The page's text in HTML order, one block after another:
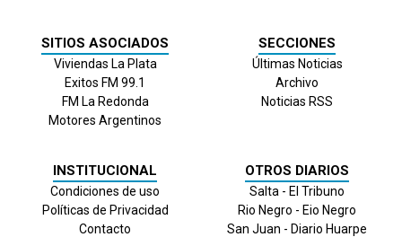
SITIOS ASOCIADOS
Viviendas La Plata
Exitos FM 99.1
FM La Redonda
Motores Argentinos
SECCIONES
Últimas Noticias
Archivo
Noticias RSS
INSTITUCIONAL
Condiciones de uso
Políticas de Privacidad
Contacto
OTROS DIARIOS
Salta - El Tribuno
Rio Negro - Eio Negro
San Juan - Diario Huarpe